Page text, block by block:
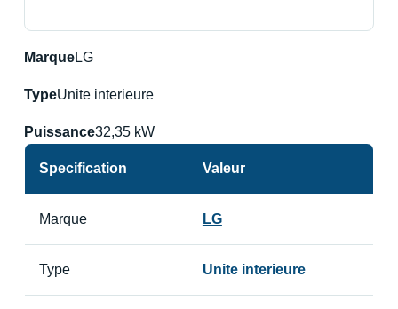
MarqueLG
TypeUnite interieure
Puissance32,35 kW
Specification Valeur
Marque LG
Type Unite interieure